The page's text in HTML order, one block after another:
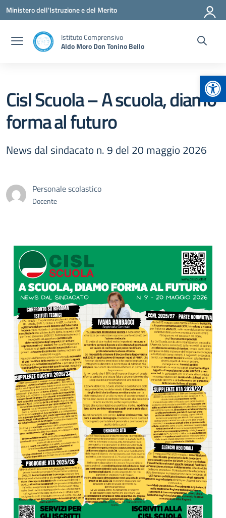
Vai ai contenuti
Vai al menu di navigazione
Vai al footer
Ministero dell'Istruzione e del Merito
Istituto Comprensivo
Aldo Moro Don Tonino Bello
Cisl Scuola – A scuola, diamo
forma al futuro
News dal sindacato n. 9 del 20 maggio 2026
Personale scolastico
Docente